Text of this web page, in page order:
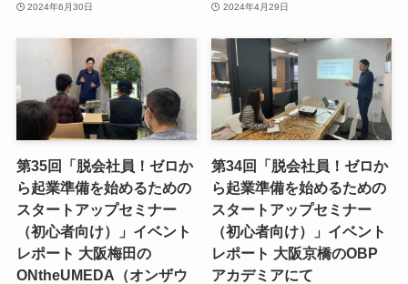
2024年6月30日 2024年4月29日
第35回「脱会社員！ゼロか
ら起業準備を始めるための
スタートアップセミナー
（初心者向け）」イベント
レポート 大阪梅田の
ONtheUMEDA（オンザウ
第34回「脱会社員！ゼロか
ら起業準備を始めるための
スタートアップセミナー
（初心者向け）」イベント
レポート 大阪京橋のOBP
アカデミアにて